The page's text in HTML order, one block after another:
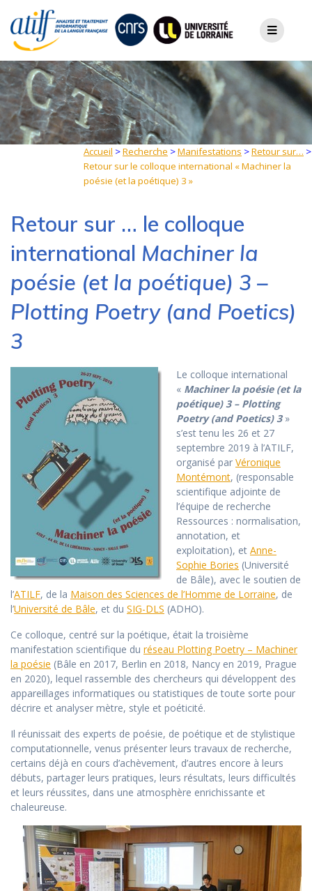
content
Accueil >Recherche >Manifestations >Retour sur… >
Retour sur le colloque international « Machiner la
poésie (et la poétique) 3 »
Retour sur … le colloque
international Machiner la
poésie (et la poétique) 3 –
Plotting Poetry (and Poetics)
3
Le colloque international
« Machiner la poésie (et la
poétique) 3 – Plotting
Poetry (and Poetics) 3»
s’est tenu les 26 et 27
septembre 2019 à l’ATILF,
organisé par Véronique
Montémont, (responsable
scientifique adjointe de
l’équipe de recherche
Ressources : normalisation,
annotation, et
exploitation), et Anne-
Sophie Bories (Université
de Bâle), avec le soutien de
l’ATILF, de la Maison des Sciences de l’Homme de Lorraine, de
l’Université de Bâle, et du SIG-DLS (ADHO).
Ce colloque, centré sur la poétique, était la troisième
manifestation scientifique du réseau Plotting Poetry – Machiner
la poésie (Bâle en 2017, Berlin en 2018, Nancy en 2019, Prague
en 2020), lequel rassemble des chercheurs qui développent des
appareillages informatiques ou statistiques de toute sorte pour
décrire et analyser mètre, style et poéticité.
Il réunissait des experts de poésie, de poétique et de stylistique
computationnelle, venus présenter leurs travaux de recherche,
certains déjà en cours d’achèvement, d’autres encore à leurs
débuts, partager leurs pratiques, leurs résultats, leurs difficultés
et leurs réussites, dans une atmosphère enrichissante et
chaleureuse.